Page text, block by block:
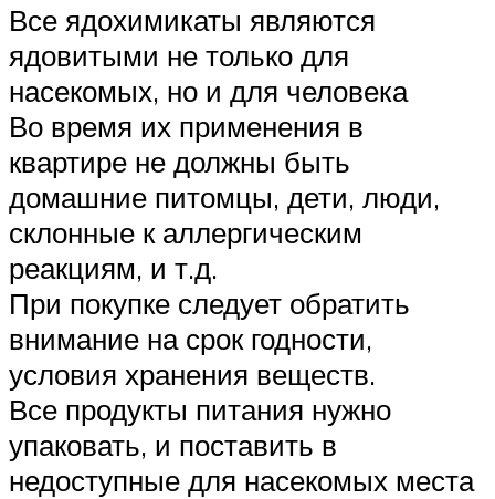
Все ядохимикаты являются
ядовитыми не только для
насекомых, но и для человека
Во время их применения в
квартире не должны быть
домашние питомцы, дети, люди,
склонные к аллергическим
реакциям, и т.д.
При покупке следует обратить
внимание на срок годности,
условия хранения веществ.
Все продукты питания нужно
упаковать, и поставить в
недоступные для насекомых места